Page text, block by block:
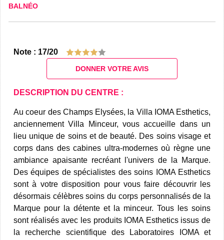
BALNÉO
Note : 17/20
DONNER VOTRE AVIS
DESCRIPTION DU CENTRE :
Au coeur des Champs Elysées, la Villa IOMA Esthetics,
anciennement Villa Minceur, vous accueille dans un
lieu unique de soins et de beauté. Des soins visage et
corps dans des cabines ultra-modernes où règne une
ambiance apaisante recréant l'univers de la Marque.
Des équipes de spécialistes des soins IOMA Esthetics
sont à votre disposition pour vous faire découvrir les
désormais célèbres soins du corps personnalisés de la
Marque pour la détente et la minceur. Tous les soins
sont réalisés avec les produits IOMA Esthetics issus de
la recherche scientifique des Laboratoires IOMA et